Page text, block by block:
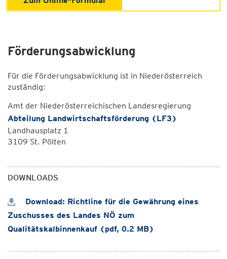
Förderungsabwicklung
Für die Förderungsabwicklung ist in Niederösterreich
zuständig:
Amt der Niederösterreichischen Landesregierung
Abteilung Landwirtschaftsförderung (LF3)
Landhausplatz 1
3109 St. Pölten
DOWNLOADS
Download: Richtline für die Gewährung eines
Zuschusses des Landes NÖ zum
Qualitätskalbinnenkauf (pdf, 0.2 MB)